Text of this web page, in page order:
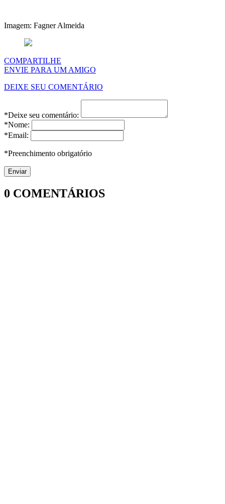
Imagem: Fagner Almeida
COMPARTILHE
ENVIE PARA UM AMIGO
DEIXE SEU COMENTÁRIO
*Deixe seu comentário:
*Nome:
*Email:
*Preenchimento obrigatório
0 COMENTÁRIOS